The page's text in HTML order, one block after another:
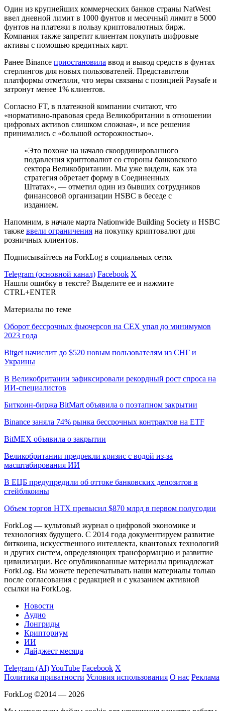
Один из крупнейших коммерческих банков страны NatWest
ввел дневной лимит в 1000 фунтов и месячный лимит в 5000
фунтов на платежи в пользу криптовалютных бирж.
Компания также запретит клиентам покупать цифровые
активы с помощью кредитных карт.
Ранее Binance приостановила ввод и вывод средств в фунтах
стерлингов для новых пользователей. Представители
платформы отметили, что меры связаны с позицией Paysafe и
затронут менее 1% клиентов.
Согласно FT, в платежной компании считают, что
«нормативно-правовая среда Великобритании в отношении
цифровых активов слишком сложная», и все решения
принимались с «большой осторожностью».
«Это похоже на начало скоординированного
подавления криптовалют со стороны банковского
сектора Великобритании. Мы уже видели, как эта
стратегия обретает форму в Соединенных
Штатах», — отметил один из бывших сотрудников
финансовой организации HSBC в беседе с
изданием.
Напомним, в начале марта Nationwide Building Society и HSBC
также ввели ограничения на покупку криптовалют для
розничных клиентов.
Подписывайтесь на ForkLog в социальных сетях
Telegram (основной канал) Facebook X
Нашли ошибку в тексте? Выделите ее и нажмите
CTRL+ENTER
Материалы по теме
Оборот бессрочных фьючерсов на CEX упал до минимумов
2023 года
Bitget начислит до $520 новым пользователям из СНГ и
Украины
В Великобритании зафиксировали рекордный рост спроса на
ИИ-специалистов
Биткоин-биржа BitMart объявила о поэтапном закрытии
Binance заняла 74% рынка бессрочных контрактов на ETF
BitMEX объявила о закрытии
Великобритании предрекли кризис с водой из-за
масштабирования ИИ
В ЕЦБ предупредили об оттоке банковских депозитов в
стейблкоины
Объем торгов HTX превысил $870 млрд в первом полугодии
ForkLog — культовый журнал о цифровой экономике и
технологиях будущего. С 2014 года документируем развитие
биткоина, искусственного интеллекта, квантовых технологий
и других систем, определяющих трансформацию и развитие
цивилизации. Все опубликованные материалы принадлежат
ForkLog. Вы можете перепечатывать наши материалы только
после согласования с редакцией и с указанием активной
ссылки на ForkLog.
Новости
Аудио
Лонгриды
Крипториум
ИИ
Дайджест месяца
Telegram (AI)YouTube Facebook X
Политика приватности Условия использования О нас Реклама
ForkLog ©2014 — 2026